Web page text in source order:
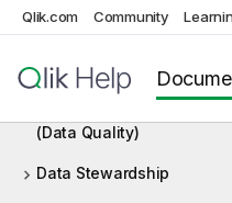
Qlik.com Community
Mapping de données
Data Preparation
(Data Quality)
Data Stewardship